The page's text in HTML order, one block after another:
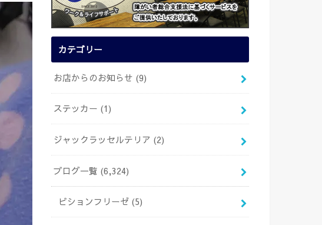
カテゴリー
お店からのお知らせ (9)
ステッカー (1)
ジャックラッセルテリア (2)
ブログ一覧 (6,324)
ビションフリーゼ (5)